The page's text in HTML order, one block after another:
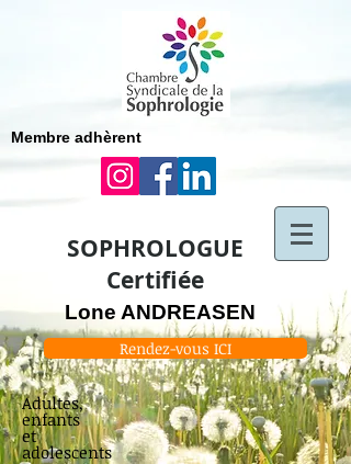
Membre adhèrent
SOPHROLOGUE
Certifiée
Lone ANDREASEN
Rendez-vous ICI
Adultes,
enfants
et
adolescents